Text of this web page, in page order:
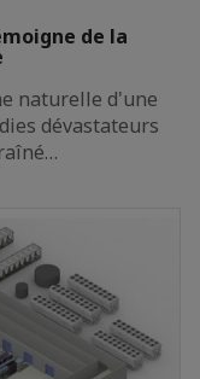
de la
naturelle d'une
dévastateurs